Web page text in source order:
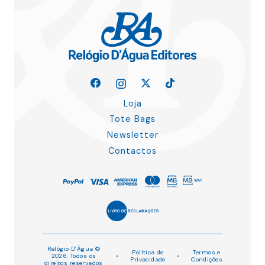
Loja
Tote Bags
Newsletter
Contactos
Relógio D’Água ©
2026. Todos os
direitos reservados
•
Política de
Privacidade
•
Termos e
Condições